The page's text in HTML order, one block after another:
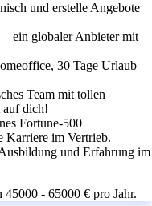
und erstelle Angebote
ein globaler Anbieter mit
30 Tage Urlaub
Team mit tollen
dich!
Fortune-500
Karriere im Vertrieb.
und Erfahrung im
- 65000 € pro Jahr.